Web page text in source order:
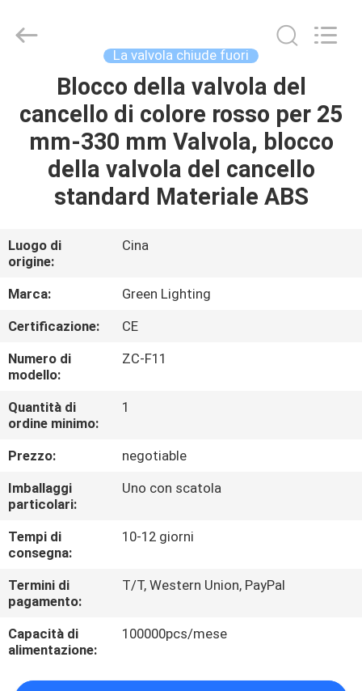
CASA
PRODOTTI
CIRCA
GIRO
DELLA
FABBRICA
CONTROLLO
DI
QUALITÀ
CONTATTICI
RICHIEDA
UNA
CITAZIONE
MAPPA
CO.,LTD.
La valvola chiude fuori
Blocco della valvola del
cancello di colore rosso per 25
mm-330 mm Valvola, blocco
della valvola del cancello
standard Materiale ABS
Luogo di
origine:
Cina
Marca:
Green Lighting
Certificazione:
CE
Numero di
modello:
ZC-F11
Quantità di
ordine minimo:
1
Prezzo:
negotiable
Imballaggi
particolari:
Uno con scatola
Tempi di
consegna:
10-12 giorni
Termini di
pagamento:
T/T, Western Union, PayPal
Capacità di
alimentazione:
100000pcs/mese